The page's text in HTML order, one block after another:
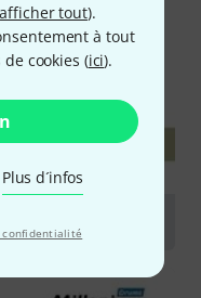
afficher tout).
à tout
cookies (ici).
Plus d´infos
confidentialité